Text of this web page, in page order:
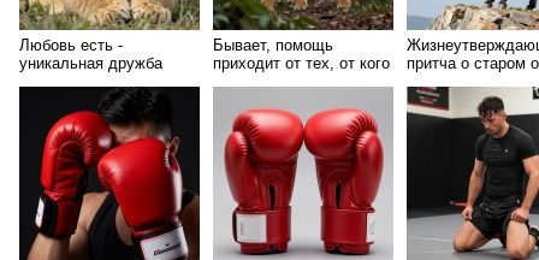
Любовь есть -
уникальная дружба
Бывает, помощь
приходит от тех, от кого
притча о старом